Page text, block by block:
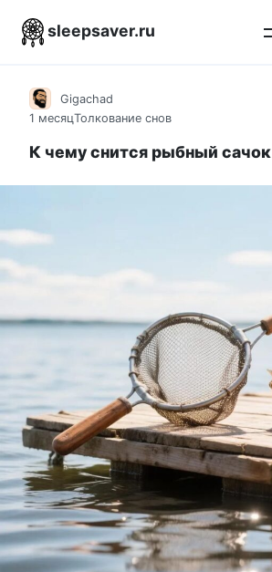
sleepsaver.ru
Gigachad
1 месяцТолкование снов
К чему снится рыбный сачок